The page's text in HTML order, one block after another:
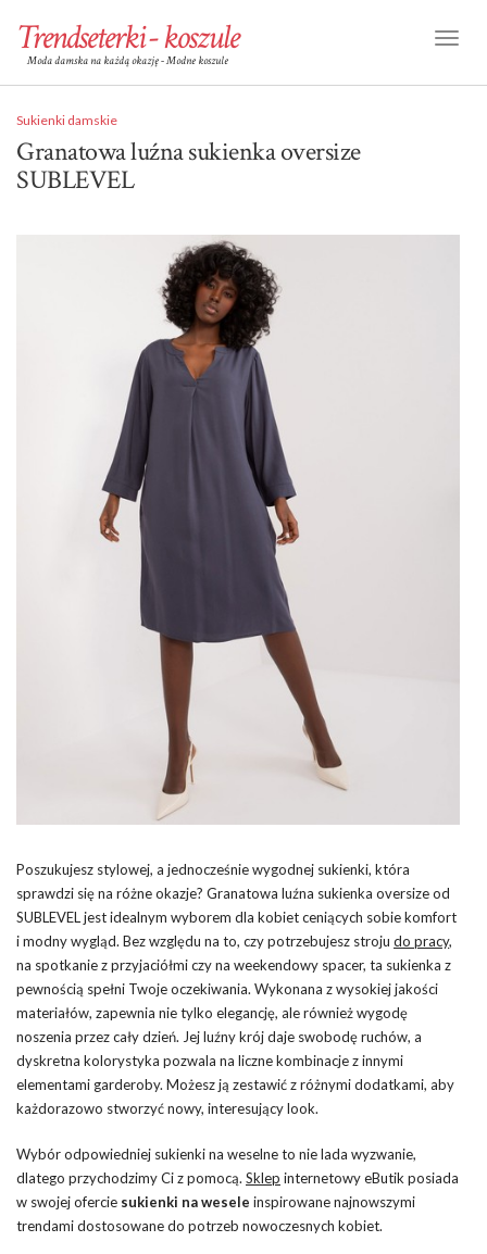
Trendseterki - koszule
Moda damska na każdą okazję - Modne koszule
Sukienki damskie
Granatowa luźna sukienka oversize
SUBLEVEL
Poszukujesz stylowej, a jednocześnie wygodnej sukienki, która
sprawdzi się na różne okazje? Granatowa luźna sukienka oversize od
SUBLEVEL jest idealnym wyborem dla kobiet ceniących sobie komfort
i modny wygląd. Bez względu na to, czy potrzebujesz stroju do pracy,
na spotkanie z przyjaciółmi czy na weekendowy spacer, ta sukienka z
pewnością spełni Twoje oczekiwania. Wykonana z wysokiej jakości
materiałów, zapewnia nie tylko elegancję, ale również wygodę
noszenia przez cały dzień. Jej luźny krój daje swobodę ruchów, a
dyskretna kolorystyka pozwala na liczne kombinacje z innymi
elementami garderoby. Możesz ją zestawić z różnymi dodatkami, aby
każdorazowo stworzyć nowy, interesujący look.
Wybór odpowiedniej sukienki na weselne to nie lada wyzwanie,
dlatego przychodzimy Ci z pomocą. Sklep internetowy eButik posiada
w swojej ofercie sukienki na wesele inspirowane najnowszymi
trendami dostosowane do potrzeb nowoczesnych kobiet.